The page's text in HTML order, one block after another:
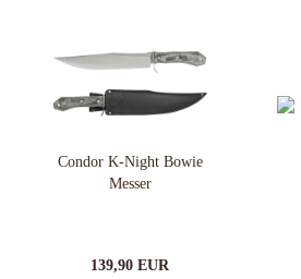
Condor K-Night Bowie
Messer
139,90 EUR